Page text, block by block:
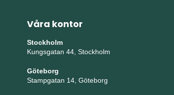
Våra kontor
Stockholm
Kungsgatan 44, Stockholm
Göteborg
Stampgatan 14, Göteborg